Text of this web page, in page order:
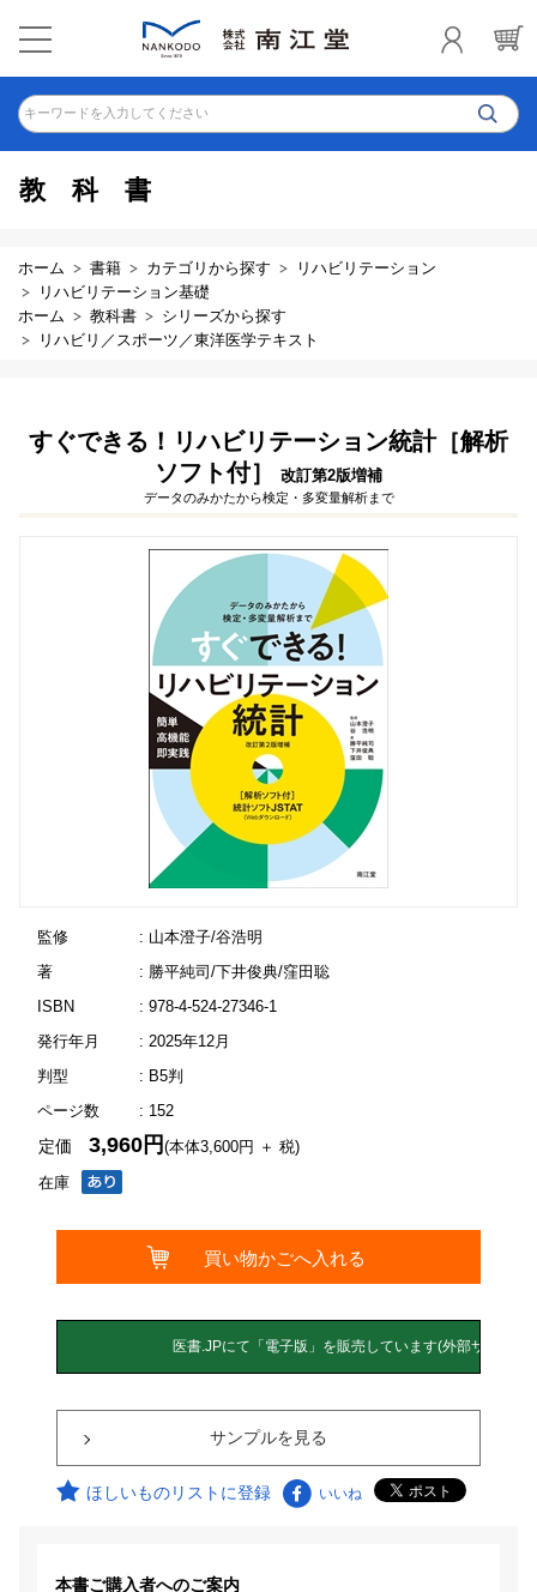
キーワードを入力してください
教科書
ホーム 書籍 カテゴリから探す
リハビリテーション
リハビリテーション基礎
ホーム
教科書
シリーズから探す
リハビリ／スポーツ／東洋医学テキスト
すぐできる！リハビリテーション統計［解析
ソフト付］
改訂第2版増補
データのみかたから検定・多変量解析まで
監修
: 山本澄子/谷浩明
著
: 勝平純司/下井俊典/窪田聡
ISBN
: 978-4-524-27346-1
発行年月
: 2025年12月
判型
: B5判
ページ数
: 152
在庫
定価3,960円(本体3,600円 ＋ 税)
サンプルを見る
ほしいものリストに登録 いいね
本書ご購入者へのご案内